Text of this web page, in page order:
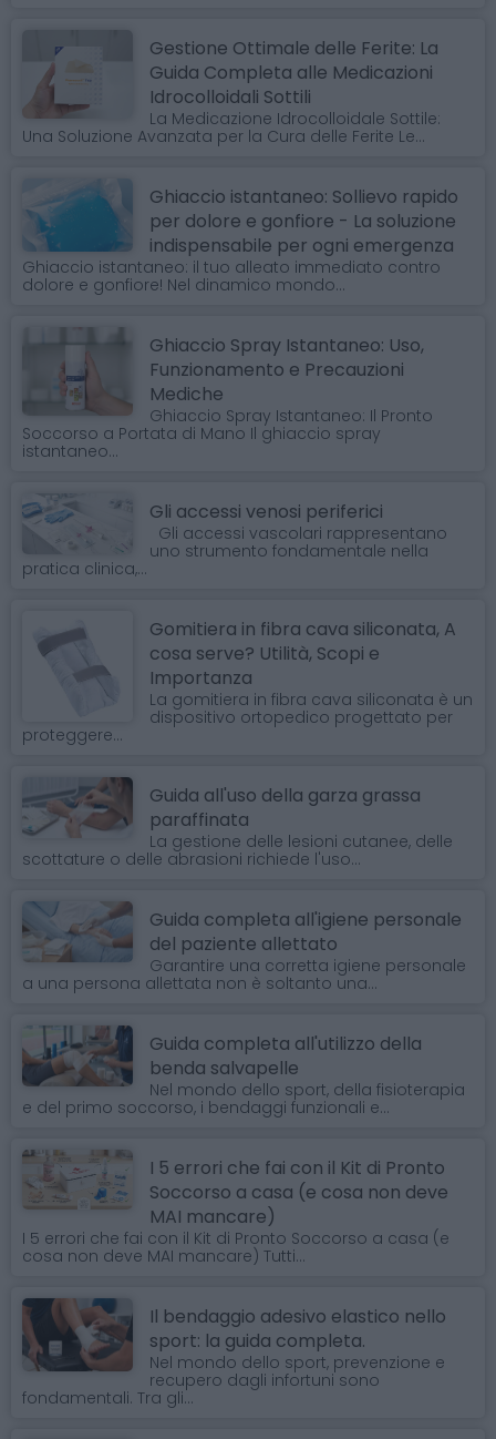
Gestione Ottimale delle Ferite: La
Guida Completa alle Medicazioni
Idrocolloidali Sottili
La Medicazione Idrocolloidale Sottile:
Una Soluzione Avanzata per la Cura delle Ferite Le...
Ghiaccio istantaneo: Sollievo rapido
per dolore e gonfiore - La soluzione
indispensabile per ogni emergenza
Ghiaccio istantaneo: il tuo alleato immediato contro
dolore e gonfiore! Nel dinamico mondo...
Ghiaccio Spray Istantaneo: Uso,
Funzionamento e Precauzioni
Mediche
Ghiaccio Spray Istantaneo: Il Pronto
Soccorso a Portata di Mano Il ghiaccio spray
istantaneo...
Gli accessi venosi periferici
Gli accessi vascolari rappresentano
uno strumento fondamentale nella
pratica clinica,...
Gomitiera in fibra cava siliconata, A
cosa serve? Utilità, Scopi e
Importanza
La gomitiera in fibra cava siliconata è un
dispositivo ortopedico progettato per
proteggere...
Guida all'uso della garza grassa
paraffinata
La gestione delle lesioni cutanee, delle
scottature o delle abrasioni richiede l'uso...
Guida completa all'igiene personale
del paziente allettato
Garantire una corretta igiene personale
a una persona allettata non è soltanto una...
Guida completa all'utilizzo della
benda salvapelle
Nel mondo dello sport, della fisioterapia
e del primo soccorso, i bendaggi funzionali e...
I 5 errori che fai con il Kit di Pronto
Soccorso a casa (e cosa non deve
MAI mancare)
I 5 errori che fai con il Kit di Pronto Soccorso a casa (e
cosa non deve MAI mancare) Tutti...
Il bendaggio adesivo elastico nello
sport: la guida completa.
Nel mondo dello sport, prevenzione e
recupero dagli infortuni sono
fondamentali. Tra gli...